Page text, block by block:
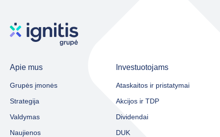
Apie mus
Grupės įmonės
Strategija
Valdymas
Naujienos
Investuotojams
Ataskaitos ir pristatymai
Akcijos ir TDP
Dividendai
DUK